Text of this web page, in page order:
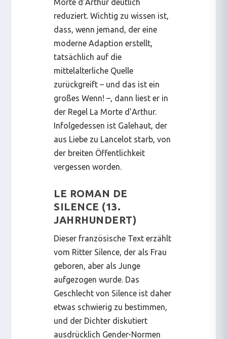
Morte d’Arthur deutlich
reduziert. Wichtig zu wissen ist,
dass,wenn jemand, der eine
moderne Adaption erstellt,
tatsächlich auf die
mittelalterliche Quelle
zurückgreift – und das ist ein
großesWenn!–, dann liest er in
der Regel La Morte d’Arthur.
Infolgedessen ist Galehaut, der
aus Liebe zu Lancelot starb, von
der breiten Öffentlichkeit
vergessen worden.
LE ROMAN DE
SILENCE (13.
JAHRHUNDERT)
Dieser französische Text erzählt
vom Ritter Silence, der als Frau
geboren, aber als Junge
aufgezogen wurde. Das
Geschlecht von Silence ist daher
etwas schwierig zu bestimmen,
und der Dichter diskutiert
ausdrücklich Gender-Normen